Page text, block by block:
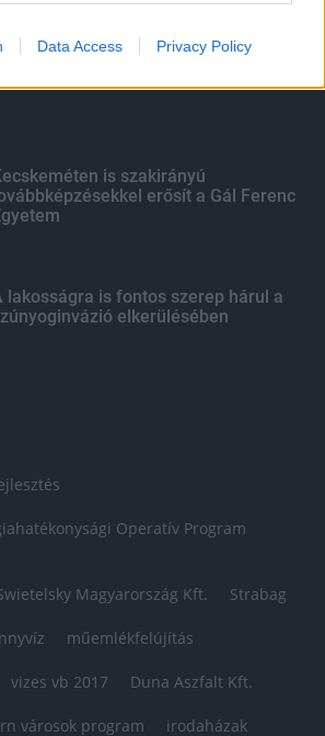
Data Access Privacy Policy
az eső a Duna
is szakirányú
erősít a Gál Ferenc
lakosságra is fontos szerep hárul a
elkerülésében
Operatív Program
Magyarország Kft. Strabag
műemlékfelújítás
vizes vb 2017 Duna Aszfalt Kft.
városok program irodaházak